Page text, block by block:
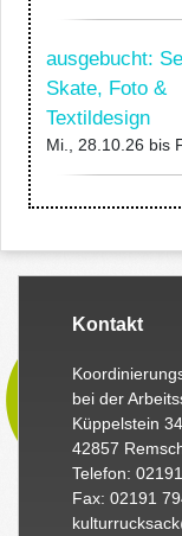
ausgebucht:
Skate, Foto &
Textildesign
Mi., 28.10.26 bis
Kontakt
bei der
Küppelstein 34
42857
Telefon:
Fax: 02191